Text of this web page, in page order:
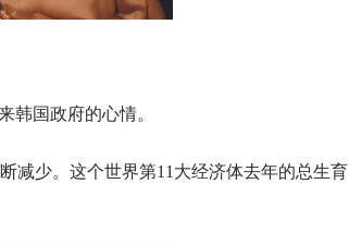
韩国政府的心情。
减少。这个世界第11大经济体去年的总生育